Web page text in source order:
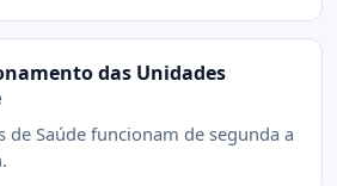
das Unidades
de Saúde funcionam de segunda a